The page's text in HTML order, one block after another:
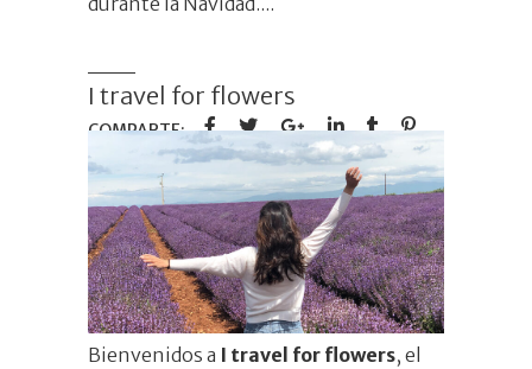
I travel for flowers
Bienvenidos a I travel for flowers, el